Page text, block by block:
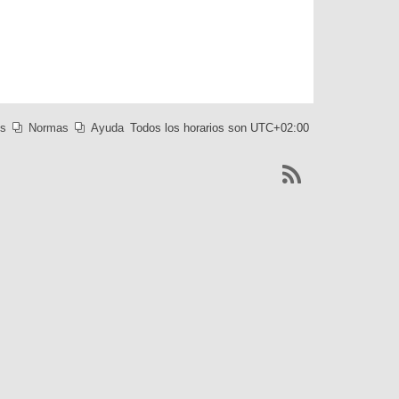
Todos los horarios son UTC+02:00
Ayuda
Normas